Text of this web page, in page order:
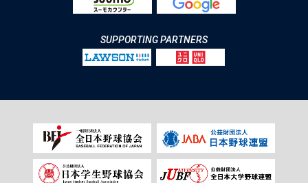
SUPPORTING PARTNERS